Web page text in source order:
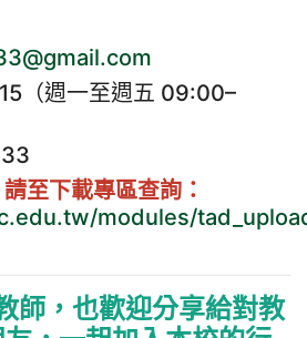
（週一至週五 09:00–
至下載專區查詢：
modules/
師，也歡迎分享給對教